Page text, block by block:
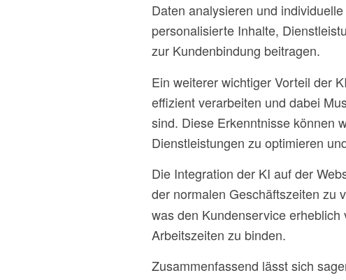
Daten analysieren und
personalisierte Inhalte,
zur Kundenbindung beitragen.
Ein weiterer wichtiger Vorteil der
effizient verarbeiten und dabei
sind. Diese Erkenntnisse können
Dienstleistungen zu optimieren
Die Integration der KI auf der
der normalen Geschäftszeiten zu
was den Kundenservice
Arbeitszeiten zu binden.
Zusammenfassend lässt sich